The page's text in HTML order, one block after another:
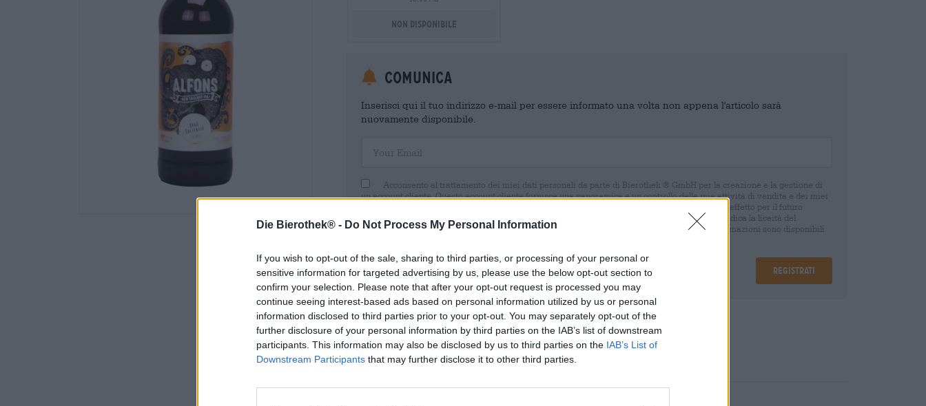
Die Bierothek® - Do Not Process My Personal Information
If you wish to opt-out of the sale, sharing to third parties, or processing of your personal or
sensitive information for targeted advertising by us, please use the below opt-out section to
confirm your selection. Please note that after your opt-out request is processed you may
continue seeing interest-based ads based on personal information utilized by us or personal
information disclosed to third parties prior to your opt-out. You may separately opt-out of the
further disclosure of your personal information by third parties on the IAB’s list of downstream
participants. This information may also be disclosed by us to third parties on the IAB’s List of
Downstream Participants that may further disclose it to other third parties.
Non disponibile
Comunica
Inserisci qui il tuo indirizzo e-mail per essere informato una volta non appena l'articolo sarà
nuovamente disponibile.
Acconsento al trattamento dei miei dati personali da parte di Bierothek ® GmbH per la creazione e la gestione di
un account cliente. Questo account cliente fornisce una panoramica e un controllo delle mie attività di vendita e dei miei
dati personali. Sono consapevole di poter revocare questo consenso in qualsiasi momento con effetto per il futuro
inviando un'e-mail a shop@bierothek.de. La informiamo che la revoca del consenso non pregiudica la liceità del
trattamento effettuato sulla base del suo consenso fino al momento della revoca. Ulteriori informazioni sono disponibili
Registrati
* I prezzi sono comprensivi di IVA. PiùNavigazionepiùDepositare € 0,08
* I prezzi sono comprensivi di accisa
Descrizione Recensioni